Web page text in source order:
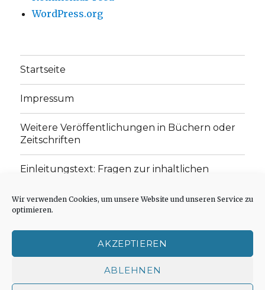
Wir verwenden Cookies, um unsere Website und unseren Service zu
optimieren.
AKZEPTIEREN
ABLEHNEN
WordPress.org
Startseite
Impressum
Weitere Veröffentlichungen in Büchern oder
Zeitschriften
Einleitungstext: Fragen zur inhaltlichen
„schwachen Glaubens“
Cookie-Richtlinie (EU)